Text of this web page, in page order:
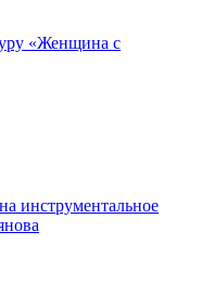
«Женщина с
инструментальное